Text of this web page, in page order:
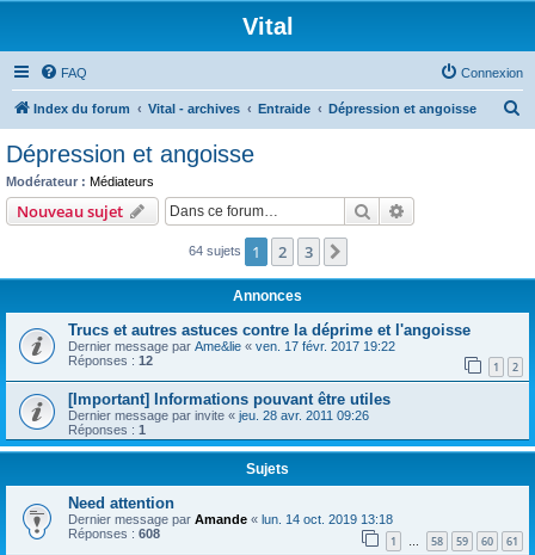
Vital
FAQ Connexion
Index du forum Vital - archives Entraide Dépression et angoisse
c
Dépression et angoisse
Modérateur : Médiateurs
Nouveau sujet Rechercher
64 sujets 1 2 3
Annonces
Trucs et autres astuces contre la déprime et l'angoisse
Dernier message par Ame&lie « ven. 17 févr. 2017 19:22
Réponses : 12 1 2
[Important] Informations pouvant être utiles
Dernier message par invite « jeu. 28 avr. 2011 09:26
Réponses : 1
Sujets
Need attention
Dernier message par Amande « lun. 14 oct. 2019 13:18
Réponses : 608 1 … 58 59 60 61